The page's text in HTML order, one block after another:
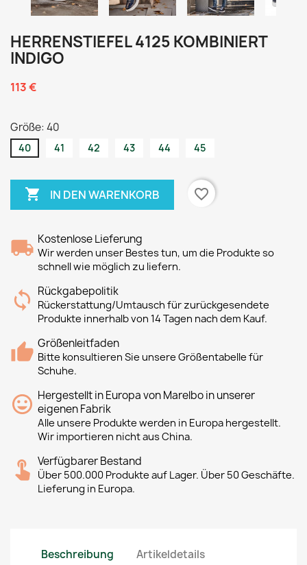
HERRENSTIEFEL 4125 KOMBINIERT
INDIGO
113 €
Größe: 40
40 41 42 43 44 45
 IN DEN WARENKORB favorite_border
Kostenlose Lieferung
Wir werden unser Bestes tun, um die Produkte so
schnell wie möglich zu liefern.
Rückgabepolitik
Rückerstattung/Umtausch für zurückgesendete
Produkte innerhalb von 14 Tagen nach dem Kauf.
Größenleitfaden
Bitte konsultieren Sie unsere Größentabelle für
Schuhe.
Hergestellt in Europa von Marelbo in unserer
eigenen Fabrik
Alle unsere Produkte werden in Europa hergestellt.
Wir importieren nicht aus China.
Verfügbarer Bestand
Über 500.000 Produkte auf Lager. Über 50 Geschäfte.
Lieferung in Europa.
Beschreibung Artikeldetails